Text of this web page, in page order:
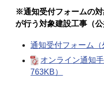
※通知受付フォームの
が行う対象建設工事（
通知受付フォーム（
オンライン通知
763KB）